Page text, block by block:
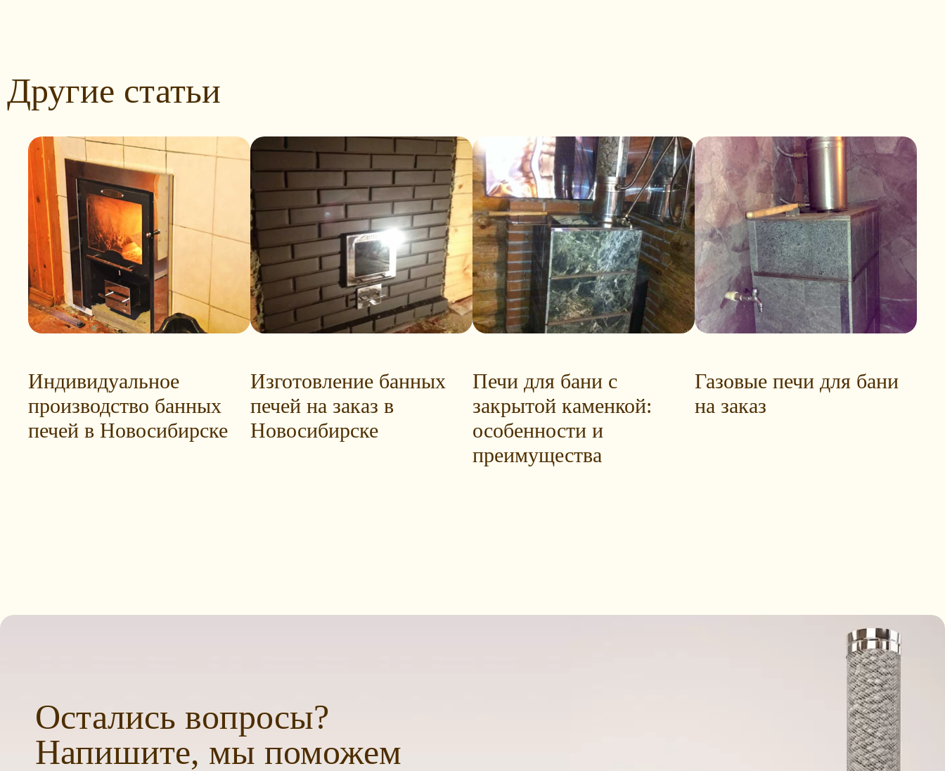
Другие статьи
Индивидуальное
производство банных
печей в Новосибирске
Изготовление банных
печей на заказ в
Новосибирске
Печи для бани с
закрытой каменкой:
особенности и
преимущества
Газовые печи для бани
на заказ
Остались вопросы?
Напишите, мы поможем